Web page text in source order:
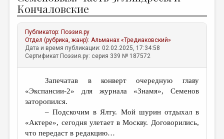
АВТОРЫ
КОММЕНТАРИИ
ЛИТСАЛОН
НОВОСТИ
ПРАВИЛА САЙТА
ОТДЕЛЫ И РУБРИКИ
ИЗБРАННОЕ
ДАЙДЖЕСТ
Кончаловские
Публикатор: Поэзия.ру
Отдел (рубрика, жанр):Альманах «Тредиаковский»
Дата и время публикации: 02.02.2025, 17:34:58
Сертификат Поэзия.ру: серия 339 № 187572
Запечатав в конверт очередную главу
«Экспансии-2» для журнала «Знамя», Семенов
заторопился.
– Подскочим в Ялту. Мой шурин отдыхал в
«Актере», сегодня улетает в Москву. Договорились,
что передаст в редакцию…